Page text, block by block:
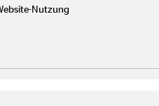
chipTAN-Verfahren den
Nutzung